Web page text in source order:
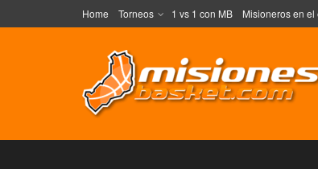
Home Torneos 1 vs 1 con MB Misioneros en el